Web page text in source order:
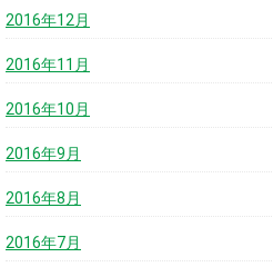
2016年12月
2016年11月
2016年10月
2016年9月
2016年8月
2016年7月